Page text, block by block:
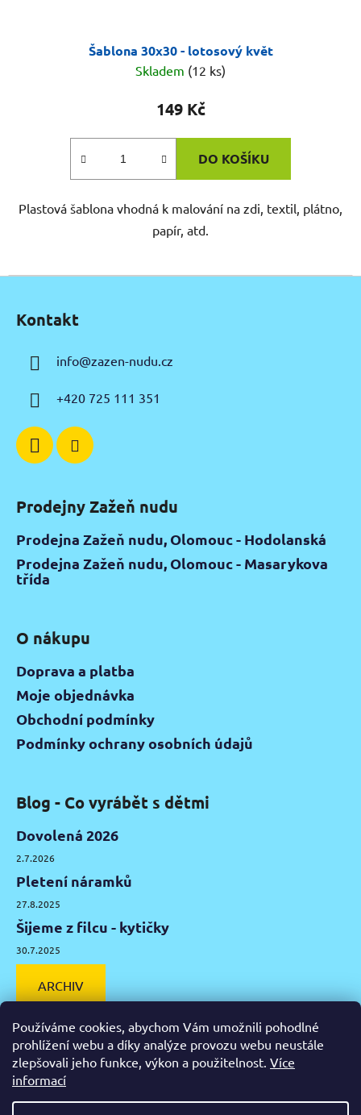
Používáme cookies, abychom Vám umožnili pohodlné
prohlížení webu a díky analýze provozu webu neustále
zlepšovali jeho funkce, výkon a použitelnost. Více
informací
Šablona 30x30 - lotosový květ
Skladem (12 ks)
149 Kč
DO KOŠÍKU
Plastová šablona vhodná k malování na zdi, textil, plátno,
papír, atd.
Kontakt
info@zazen-nudu.cz
+420 725 111 351
Prodejny Zažeň nudu
Prodejna Zažeň nudu, Olomouc - Hodolanská
Prodejna Zažeň nudu, Olomouc - Masarykova
třída
O nákupu
Doprava a platba
Moje objednávka
Obchodní podmínky
Podmínky ochrany osobních údajů
Blog - Co vyrábět s dětmi
Dovolená 2026
2.7.2026
Pletení náramků
27.8.2025
Šijeme z filcu - kytičky
30.7.2025
ARCHIV
Facebook